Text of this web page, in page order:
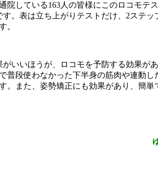
院している163人の皆様にこのロコモ
す。表は立ち上がりテストだけ、2ステ
。
いいほうが、ロコモを予防する効果が
普段使わなかった下半身の筋肉や連動
。また、姿勢矯正にも効果があり、簡単